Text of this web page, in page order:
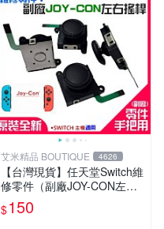
艾米精品 BOUTIQUE 4626
【台灣現貨】任天堂Switch維
修零件（副廠JOY-CON左右
搖桿）＃B13026 左右共用
香菇頭 3D搖桿 手把搖桿
$150